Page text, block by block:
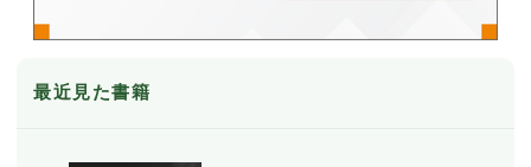
最近見た書籍